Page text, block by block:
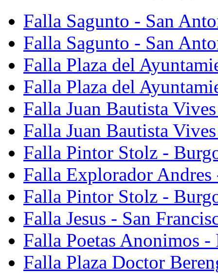
Falla Sagunto - San
Falla Sagunto - San
Falla Plaza del
Falla Plaza del
Falla Juan Bautista
Falla Juan Bautista
Falla Pintor Stolz -
Falla Explorador Andres
Falla Pintor Stolz -
Falla Jesus - San
Falla Poetas Anonimos
Falla Plaza Doctor